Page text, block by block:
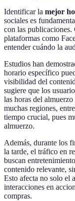
Identificar la mejor
sociales es
con las
plataformas como
entender cuándo la
Estudios han
horario específico
visibilidad del
sugiere que los
las horas del
muchas regiones,
tiempo crucial, pues
almuerzo.
Además, durante los
la tarde, el tráfico en
buscan
contenido relevante,
Esto afecta no solo el
interacciones en
compras.